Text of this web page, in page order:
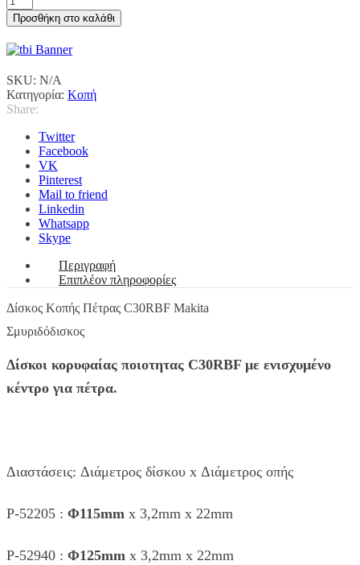
Κοπής
Πέτρας
C30RBF
Makita
Προσθήκη στο καλάθι
SKU: N/A
Κατηγορία: Κοπή
Share:
Twitter
Facebook
VK
Pinterest
Mail to friend
Linkedin
Whatsapp
Skype
Περιγραφή
Επιπλέον πληροφορίες
Δίσκος Κοπής Πέτρας C30RBF Makita
Σμυριδόδισκος
Δίσκοι κορυφαίας ποιοτητας C30RBF με ενισχυμένο
κέντρο για πέτρα.
Διαστάσεις: Διάμετρος δίσκου x Διάμετρος οπής
P-52205 : Φ115mm x 3,2mm x 22mm
P-52940 : Φ125mm x 3,2mm x 22mm